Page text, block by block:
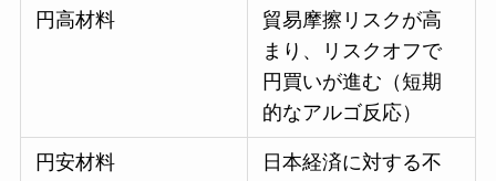
円高材料
貿易摩擦リスクが高
まり、リスクオフで
円買いが進む（短期
的なアルゴ反応）
円安材料
日本経済に対する不